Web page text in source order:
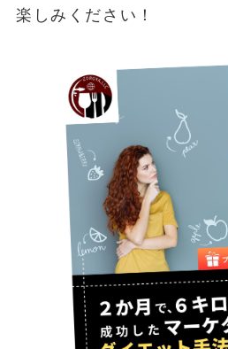
楽しみください！